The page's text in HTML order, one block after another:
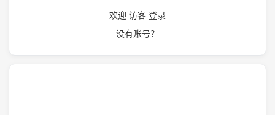
欢迎 访客 登录
没有账号？